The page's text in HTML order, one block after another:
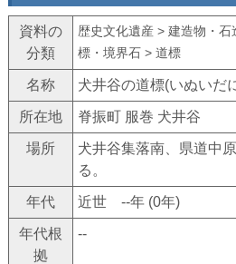
資料の
分類
歴史文化遺産 > 建造物・
標・境界石 > 道標
名称 犬井谷の道標(いぬいだ
所在地 脊振町 服巻 犬井谷
場所
犬井谷集落南、県道中
る。
年代 近世 --年 (0年)
年代根
拠
--